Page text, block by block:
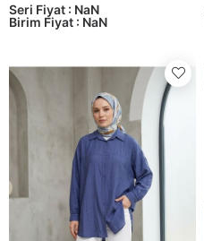
Birim Fiyat : NaN
Seri Fiyat : NaN